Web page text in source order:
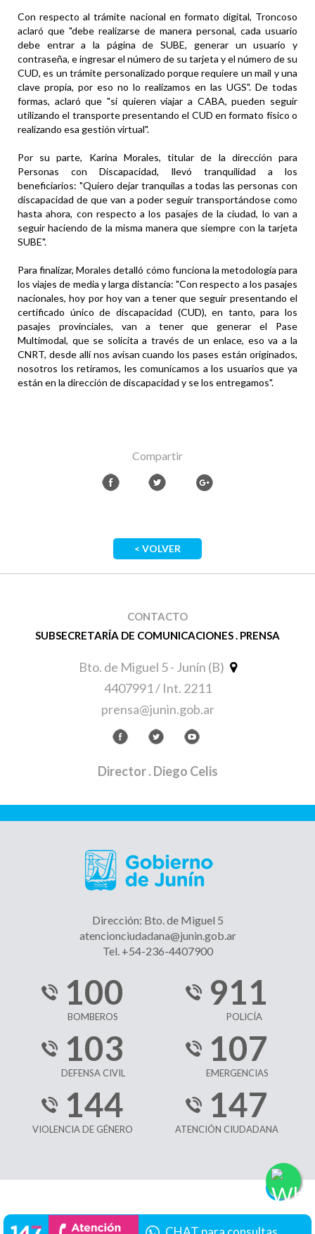
Con respecto al trámite nacional en formato digital, Troncoso
aclaró que "debe realizarse de manera personal, cada usuario
debe entrar a la página de SUBE, generar un usuario y
contraseña, e ingresar el número de su tarjeta y el número de su
CUD, es un trámite personalizado porque requiere un mail y una
clave propia, por eso no lo realizamos en las UGS". De todas
formas, aclaró que "si quieren viajar a CABA, pueden seguir
utilizando el transporte presentando el CUD en formato físico o
realizando esa gestión virtual".
Por su parte, Karina Morales, titular de la dirección para
Personas con Discapacidad, llevó tranquilidad a los
beneficiarios: "Quiero dejar tranquilas a todas las personas con
discapacidad de que van a poder seguir transportándose como
hasta ahora, con respecto a los pasajes de la ciudad, lo van a
seguir haciendo de la misma manera que siempre con la tarjeta
SUBE".
Para finalizar, Morales detalló cómo funciona la metodología para
los viajes de media y larga distancia: "Con respecto a los pasajes
nacionales, hoy por hoy van a tener que seguir presentando el
certificado único de discapacidad (CUD), en tanto, para los
pasajes provinciales, van a tener que generar el Pase
Multimodal, que se solicita a través de un enlace, eso va a la
CNRT, desde allí nos avisan cuando los pases están originados,
nosotros los retiramos, les comunicamos a los usuarios que ya
están en la dirección de discapacidad y se los entregamos".
Compartir
< VOLVER
CONTACTO
SUBSECRETARÍA DE COMUNICACIONES . PRENSA
Bto. de Miguel 5 - Junín (B)
4407991 / Int. 2211
prensa@junin.gob.ar
Director. Diego Celis
Dirección: Bto. de Miguel 5
atencionciudadana@junin.gob.ar
Tel. +54-236-4407900
100
BOMBEROS
911
POLICÍA
103
DEFENSA CIVIL
107
EMERGENCIAS
144
VIOLENCIA DE GÉNERO
147
ATENCIÓN CIUDADANA